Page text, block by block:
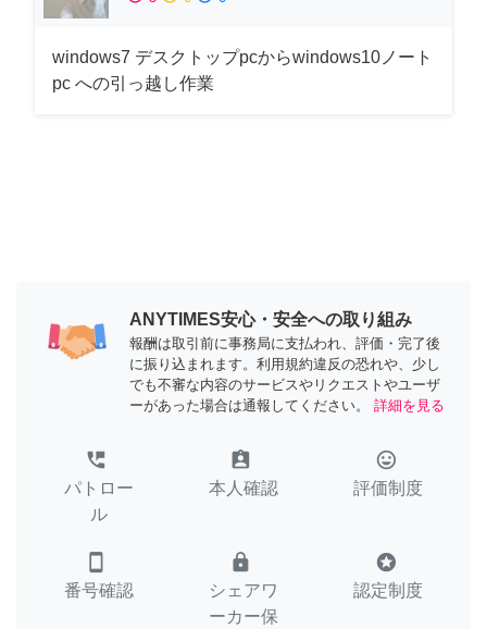
windows7 デスクトップpcからwindows10ノート
pc への引っ越し作業
ANYTIMES安心・安全への取り組み
報酬は取引前に事務局に支払われ、評価・完了後
に振り込まれます。利用規約違反の恐れや、少し
でも不審な内容のサービスやリクエストやユーザ
ーがあった場合は通報してください。
詳細を見る
perm_phone_msg
パトロー
ル
assignment_ind
本人確認
tag_faces
評価制度
smartphone
番号確認
lock
シェアワ
ーカー保
stars
認定制度